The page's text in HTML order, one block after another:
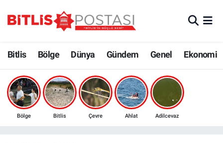
Bitlis Bölge Dünya Gündem Genel Ekonomi
Bölge Bitlis Çevre Ahlat Adilcevaz
Bölge
Çevre
Bitlis Trafik Yoğunluk Haritası
Süper Lig Puan Durumu ve Fikstür